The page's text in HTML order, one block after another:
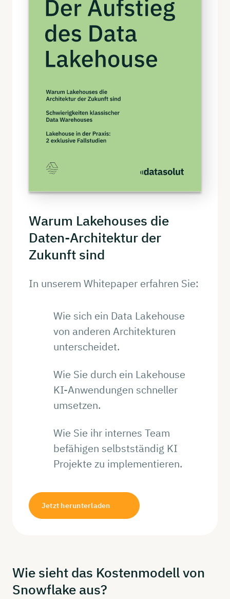
Warum Lakehouses die
Daten-Architektur der
Zukunft sind
In unserem Whitepaper erfahren Sie:
Wie sich ein Data Lakehouse
von anderen Architekturen
unterscheidet.
Wie Sie durch ein Lakehouse
KI-Anwendungen schneller
umsetzen.
Wie Sie ihr internes Team
befähigen selbstständig KI
Projekte zu implementieren.
Jetzt herunterladen
Wie sieht das Kostenmodellvon
Snowflake aus?